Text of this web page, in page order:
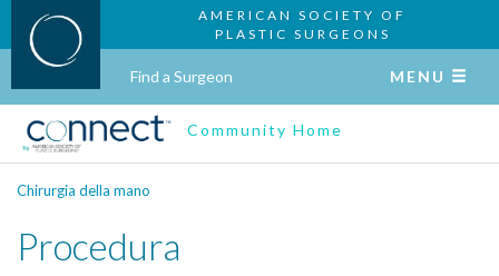
AMERICAN SOCIETY OF
PLASTIC SURGEONS
Find a Surgeon MENU
Community Home
Chirurgia della mano
Procedura